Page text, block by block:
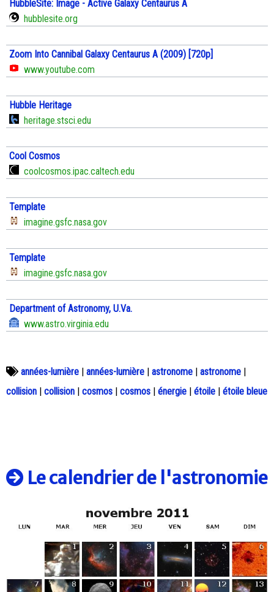
HubbleSite: Image - Active Galaxy Centaurus A
hubblesite.org
Zoom Into Cannibal Galaxy Centaurus A (2009) [720p]
www.youtube.com
Hubble Heritage
heritage.stsci.edu
Cool Cosmos
coolcosmos.ipac.caltech.edu
Template
imagine.gsfc.nasa.gov
Template
imagine.gsfc.nasa.gov
Department of Astronomy, U.Va.
www.astro.virginia.edu
années-lumière années-lumière astronome astronome
collision
collision cosmos cosmos énergie étoile étoile bleue
Le calendrier de l'astronomie